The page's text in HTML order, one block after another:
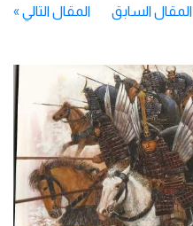
المقال السابق المقال التالي »